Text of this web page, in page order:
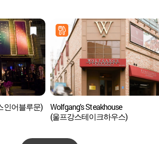
인어블루문)
Wolfgang's Steakhouse
(울프강스테이크하우스)